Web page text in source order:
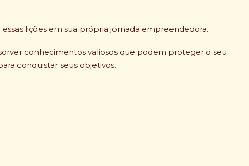
lições em sua própria jornada empreendedora.
conhecimentos valiosos que podem proteger o seu
conquistar seus objetivos.